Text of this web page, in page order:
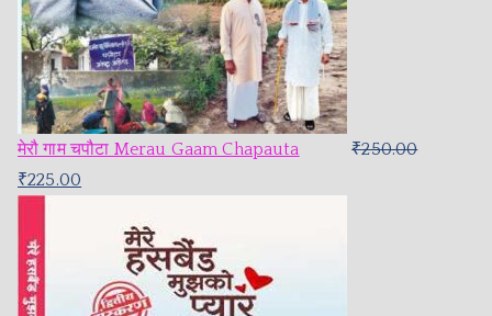
मेरौ गाम चपौटा Merau Gaam Chapauta ₹250.00
₹225.00